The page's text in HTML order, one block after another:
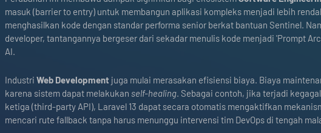
masuk (barrier to entry) untuk membangun aplikasi kompleks menjadi lebih
menghasilkan kode dengan standar performa senior berkat bantuan Sentinel.
developer, tantangannya bergeser dari sekadar menulis kode menjadi 'Prompt
AI.
Industri Web Development juga mulai merasakan efisiensi biaya. Biaya
karena sistem dapat melakukan self-healing. Sebagai contoh, jika terjadi
ketiga (third-party API), Laravel 13 dapat secara otomatis mengaktifkan
mencari rute fallback tanpa harus menunggu intervensi tim DevOps di tengah